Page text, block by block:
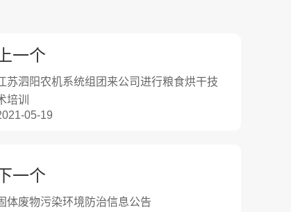
一个
苏泗阳农机系统组团来公司进行粮食烘干技
培训
05-19
一个
体废物污染环境防治信息公告